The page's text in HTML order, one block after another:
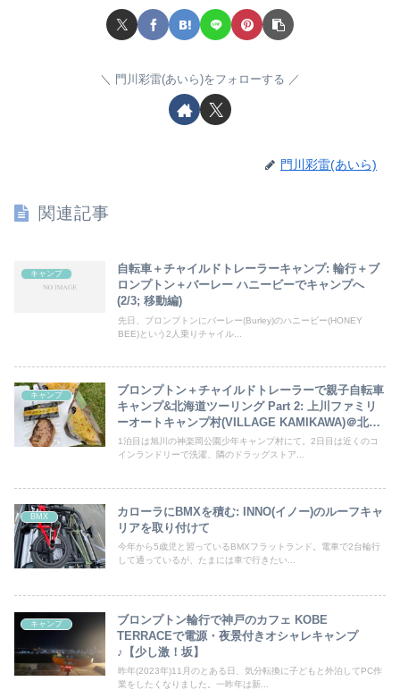
門川彩雷(あいら)をフォローする
門川彩雷(あいら)
関連記事
キャンプ
自転車＋チャイルドトレーラーキャンプ: 輪行＋ブ
ロンプトン＋バーレー ハニービーでキャンプへ
(2/3; 移動編)
先日、ブロンプトンにバーレー(Burley)のハニービー(HONEY
BEE)という2人乗りチャイル...
キャンプ
ブロンプトン＋チャイルドトレーラーで親子自転車
キャンプ&北海道ツーリング Part 2: 上川ファミリ
ーオートキャンプ村(VILLAGE KAMIKAWA)＠北海
道上川郡上川町
1泊目は旭川の神楽岡公園少年キャンプ村にて。2日目は近くのコ
インランドリーで洗濯、隣のドラッグストア...
BMX
カローラにBMXを積む: INNO(イノー)のルーフキャ
リアを取り付けて
今年から5歳児と習っているBMXフラットランド。電車で2台輪行
して通っているが、たまには車で行きたい...
キャンプ
ブロンプトン輪行で神戸のカフェ KOBE
TERRACEで電源・夜景付きオシャレキャンプ
♪【少し激！坂】
昨年(2023年)11月のとある日、気分転換に子どもと外泊してPC作
業をしたくなりました。一昨年は新...